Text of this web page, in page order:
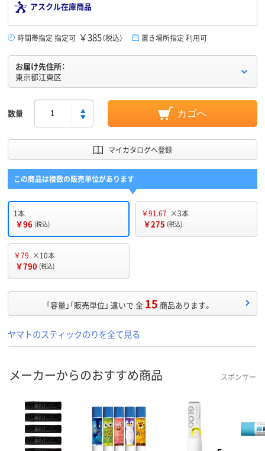
アスクル在庫商品
時間帯指定 指定可 ￥385（税込） 置き場所指定 利用可
お届け先住所：
東京都江東区
数量 カゴへ
マイカタログへ登録
この商品は複数の販売単位があります
1本
￥96 (税込)
￥91.67 ×3本
￥275 (税込)
￥79 ×10本
￥790 (税込)
「容量」「販売単位」 違いで 全 15 商品あります。
ヤマトのスティックのりを全て見る
メーカーからのおすすめ商品 スポンサー